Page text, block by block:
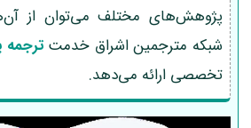
پژوهش‌های مختلف می‌توان از
شبکه مترجمین اشراق خدمت ترجمه
تخصصی ارائه می‌دهد.